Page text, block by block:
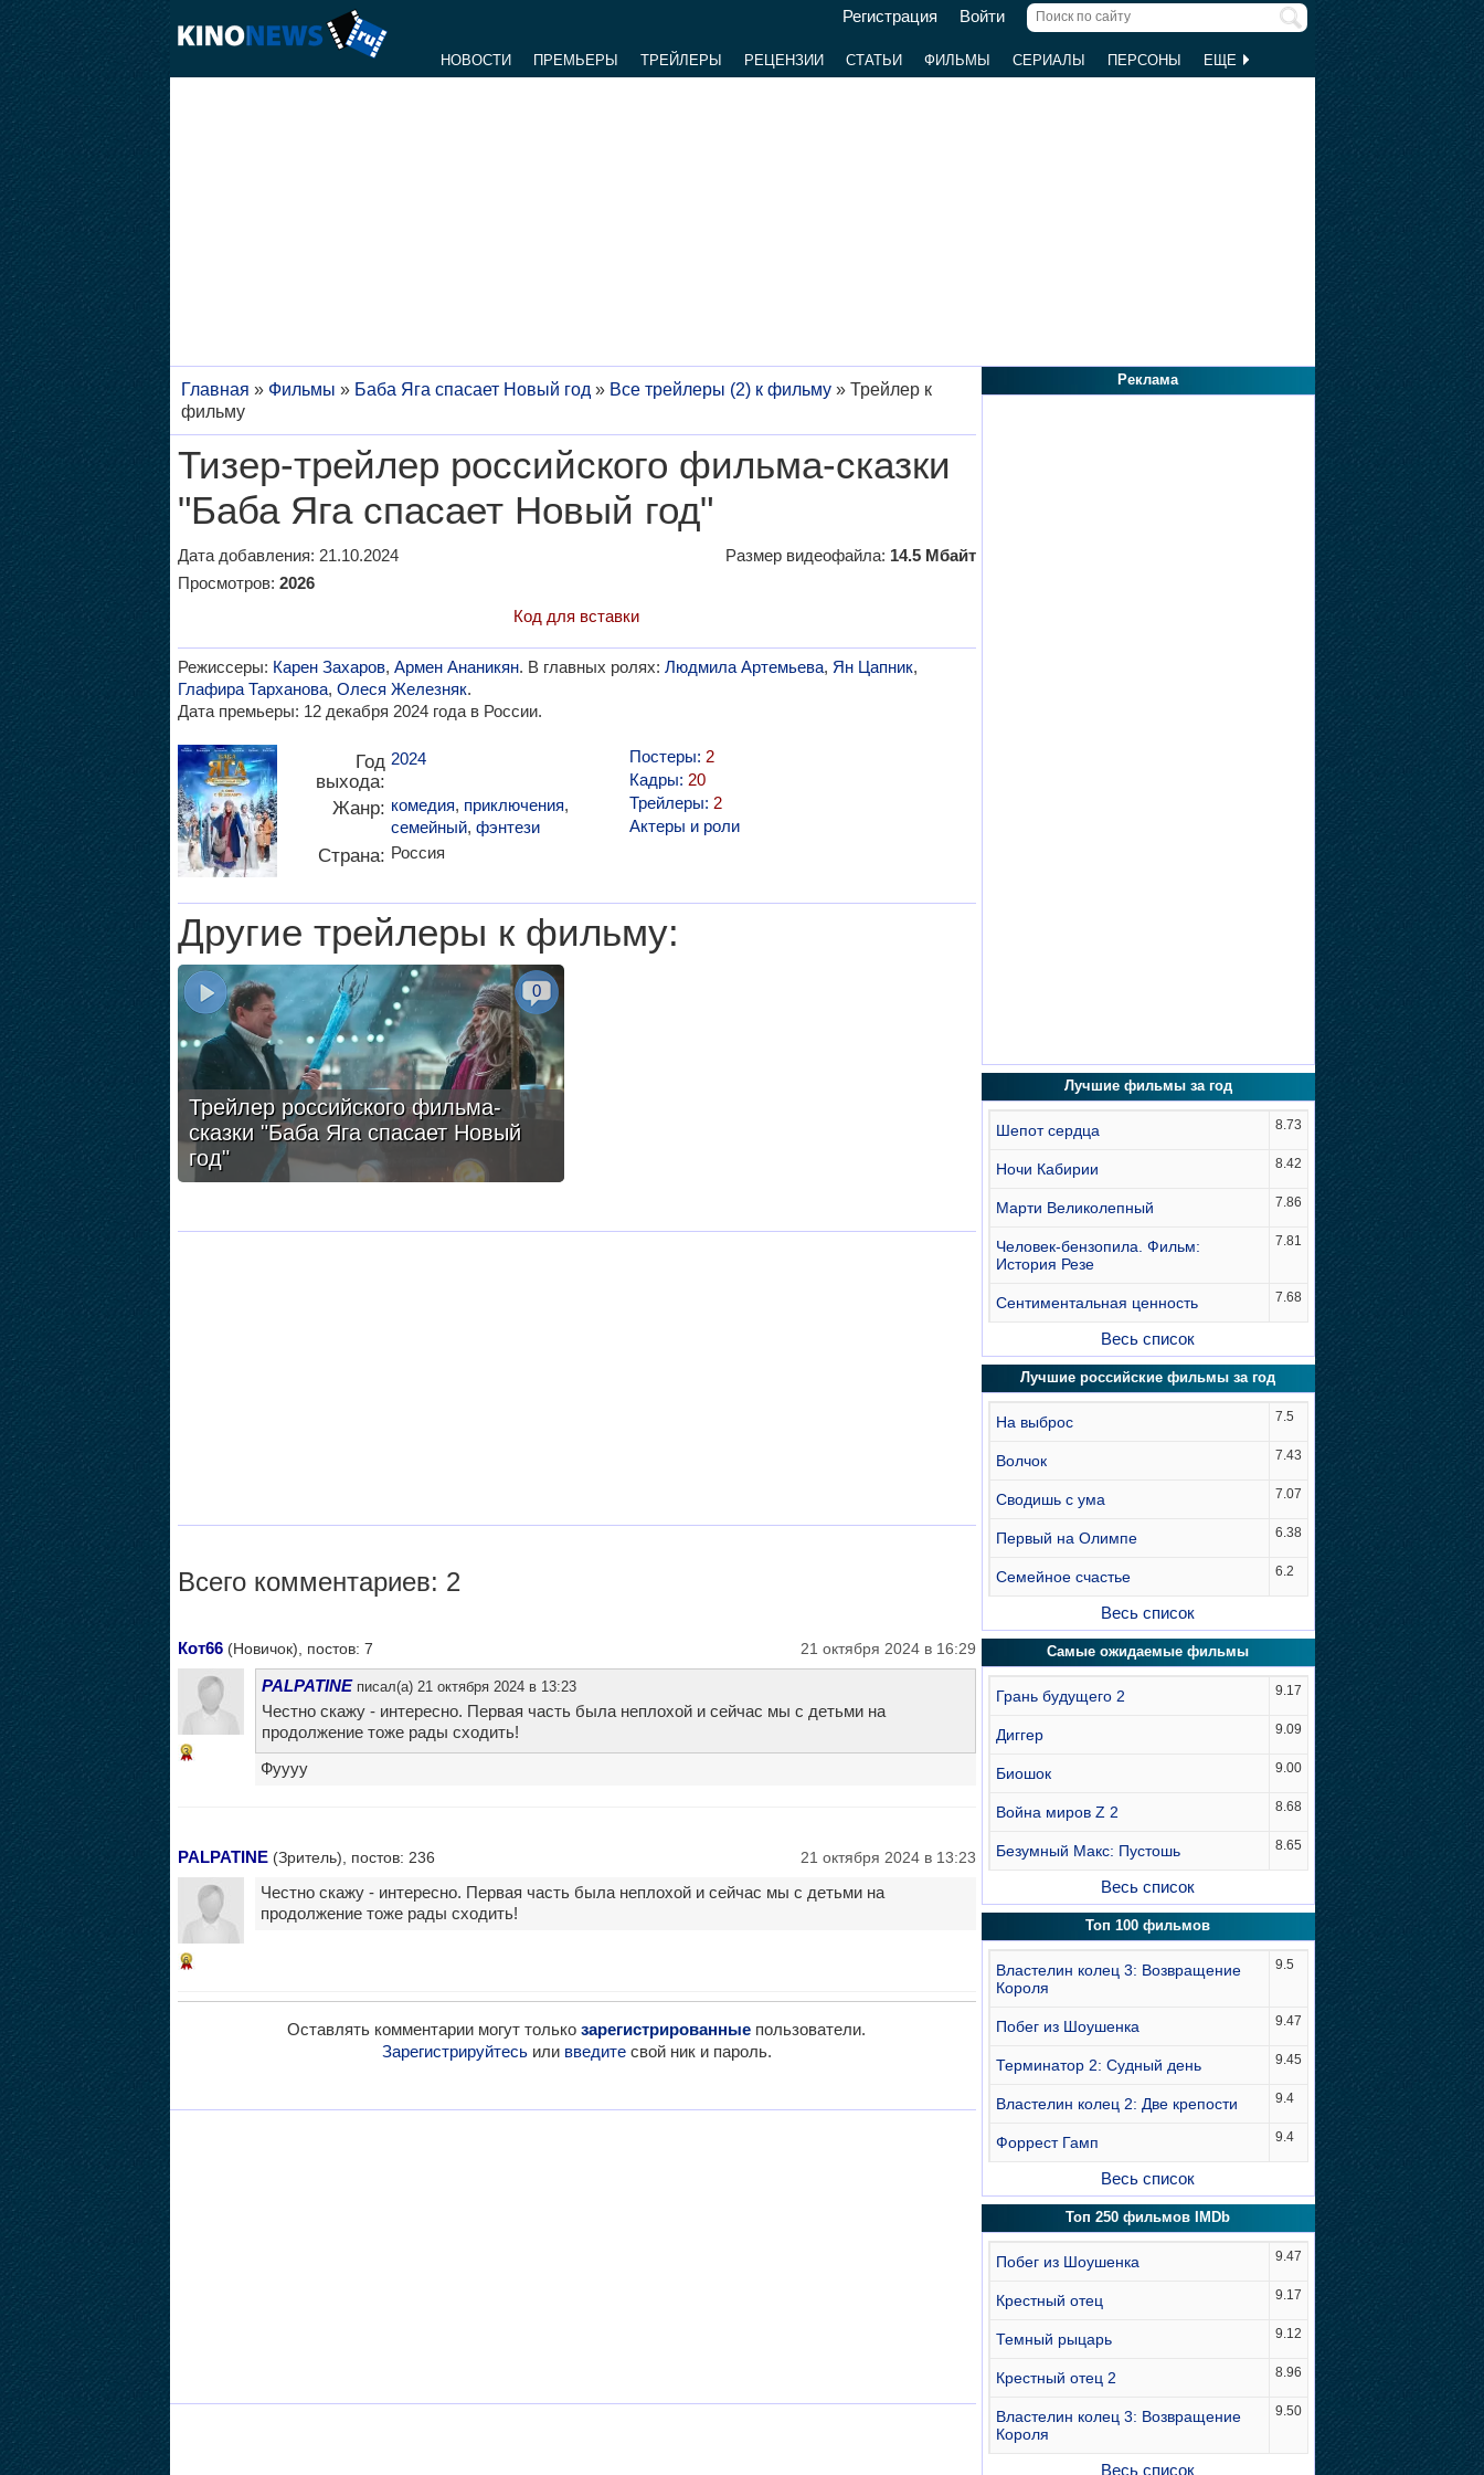
Регистрация Войти
НОВОСТИ ПРЕМЬЕРЫ ТРЕЙЛЕРЫ РЕЦЕНЗИИ СТАТЬИ ФИЛЬМЫ СЕРИАЛЫ ПЕРСОНЫ ЕЩЕ
Главная » Фильмы » Баба Яга спасает Новый год » Все трейлеры (2) к фильму» Трейлер к
фильму
Тизер-трейлер российского фильма-сказки
"Баба Яга спасает Новый год"
Дата добавления: 21.10.2024 Размер видеофайла: 14.5 Мбайт
Просмотров: 2026
Код для вставки
Режиссеры: Карен Захаров, Армен Ананикян. В главных ролях: Людмила Артемьева, Ян Цапник,
Глафира Тарханова, Олеся Железняк.
Дата премьеры: 12 декабря 2024 года в России.
Год
выхода:
2024
Жанр: комедия, приключения,
семейный, фэнтези
Страна: Россия
Постеры: 2
Кадры: 20
Трейлеры: 2
Актеры и роли
Другие трейлеры к фильму:
Трейлер российского фильма-
сказки "Баба Яга спасает Новый
год"
0
Всего комментариев: 2
Кот66(Новичок), постов: 7 21 октября 2024 в 16:29
3
PALPATINEписал(а) 21 октября 2024 в 13:23
Честно скажу - интересно. Первая часть была неплохой и сейчас мы с детьми на
продолжение тоже рады сходить!
Фуууу
PALPATINE(Зритель), постов: 236 21 октября 2024 в 13:23
6
Честно скажу - интересно. Первая часть была неплохой и сейчас мы с детьми на
продолжение тоже рады сходить!
Оставлять комментарии могут только зарегистрированные пользователи.
Зарегистрируйтесьили введитесвой ник и пароль.
Реклама
Лучшие фильмы за год
Шепот сердца 8.73
Ночи Кабирии 8.42
Марти Великолепный 7.86
Человек-бензопила. Фильм:
История Резе
7.81
Сентиментальная ценность 7.68
Весь список
Лучшие российские фильмы за год
На выброс 7.5
Волчок 7.43
Сводишь с ума 7.07
Первый на Олимпе 6.38
Семейное счастье 6.2
Весь список
Самые ожидаемые фильмы
Грань будущего 2 9.17
Диггер 9.09
Биошок 9.00
Война миров Z 2 8.68
Безумный Макс: Пустошь 8.65
Весь список
Топ 100 фильмов
Властелин колец 3: Возвращение
Короля
9.5
Побег из Шоушенка 9.47
Терминатор 2: Судный день 9.45
Властелин колец 2: Две крепости 9.4
Форрест Гамп 9.4
Весь список
Топ 250 фильмов IMDb
Побег из Шоушенка 9.47
Крестный отец 9.17
Темный рыцарь 9.12
Крестный отец 2 8.96
Властелин колец 3: Возвращение
Короля
9.50
Весь список